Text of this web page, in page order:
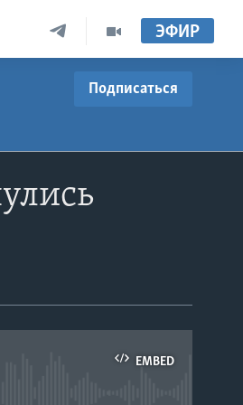
ЭФИР
Подписаться
EMBED